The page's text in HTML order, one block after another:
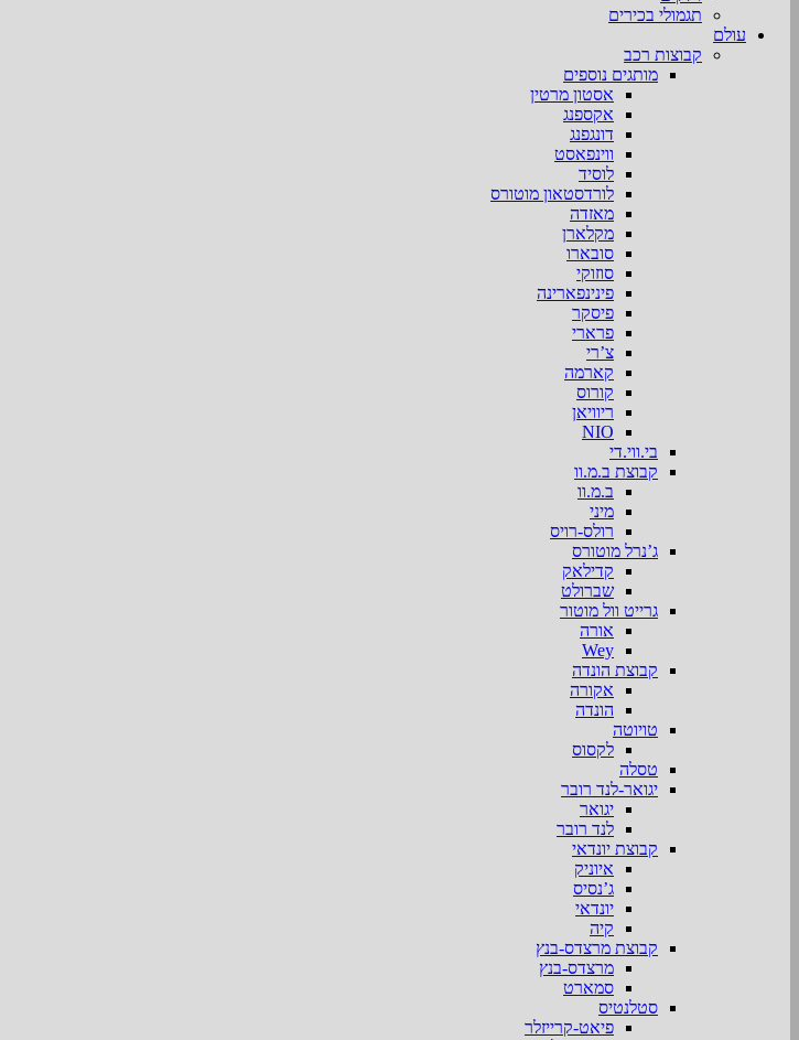
תגמולי בכירים
עולם
קבוצות רכב
מותגים נוספים
אסטון מרטין
אקספנג
דונגפנג
ווינפאסט
לוסיד
לורדסטאון מוטורס
מאזדה
מקלארן
סובארו
סוזוקי
פינינפארינה
פיסקר
פרארי
צ’רי
קארמה
קורוס
ריוויאן
NIO
בי.ווי.די
קבוצת ב.מ.וו
ב.מ.וו
מיני
רולס-רויס
ג’נרל מוטורס
קדילאק
שברולט
גרייט וול מוטור
אורה
Wey
קבוצת הונדה
אקורה
הונדה
טויוטה
לקסוס
טסלה
יגואר-לנד רובר
יגואר
לנד רובר
קבוצת יונדאי
איוניק
ג’נסיס
יונדאי
קיה
קבוצת מרצדס-בנץ
מרצדס-בנץ
סמארט
סטלנטיס
פיאט-קרייזלר